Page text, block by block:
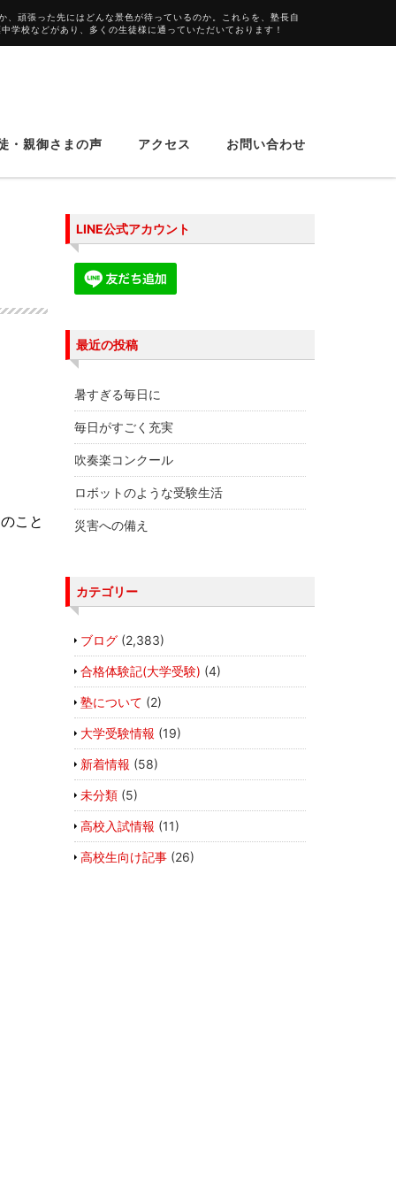
頑張った先にはどんな景色が待っているのか。これらを、塾長自
学校などがあり、多くの生徒様に通っていただいております！
・親御さまの声 アクセス お問い合わせ
こと
LINE公式アカウント
最近の投稿
暑すぎる毎日に
毎日がすごく充実
吹奏楽コンクール
ロボットのような受験生活
災害への備え
カテゴリー
ブログ(2,383)
合格体験記(大学受験) (4)
塾について (2)
大学受験情報 (19)
新着情報 (58)
未分類(5)
高校入試情報 (11)
高校生向け記事(26)